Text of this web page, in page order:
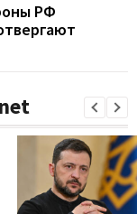
РФ